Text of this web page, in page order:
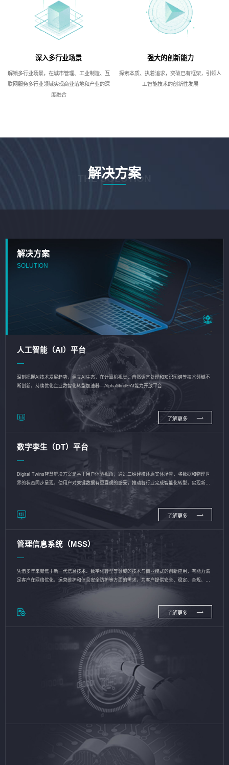
深入多行业场景
解锁多行业场景，在城市管理、工业制造、互
联网服务多行业领域实现商业落地和产业的深
度融合
强大的创新能力
探索本质、执着追求，突破已有框架，引领人
工智能技术的创新性发展
解决方案
THE SOLUTION
解决方案
SOLUTION
人工智能（AI）平台
深刻把握AI技术发展趋势，建立AI生态，在计算机视觉、自然语言处理和知识图谱等技术领域不
断创新，持续优化企业数智化转型加速器—AlphaMind®AI能力开放平台
了解更多
数字孪生（DT）平台
Digital Twins智慧解决方案是基于用户体验视角，通过三维建模还原实体场景，将数据和物理世
界的状态同步呈现，使用户对关键数据有更直观的感受，推动各行业完成智能化转型，实现新旧
了解更多
管理信息系统（MSS）
凭借多年来聚焦于新一代信息技术、数字化转型等领域的技术与商业模式的创新应用，有能力满
足客户在网络优化、运营维护和信息安全防护等方面的需求，为客户提供安全、稳定、合规、持
了解更多